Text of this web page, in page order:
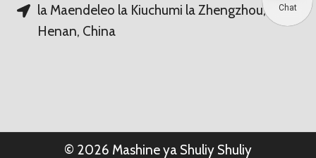
la Maendeleo la Kiuchumi la Zhengzhou,
Henan, China
© 2026 Mashine ya Shuliy Shuliy
Chat